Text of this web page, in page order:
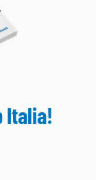
Italia!